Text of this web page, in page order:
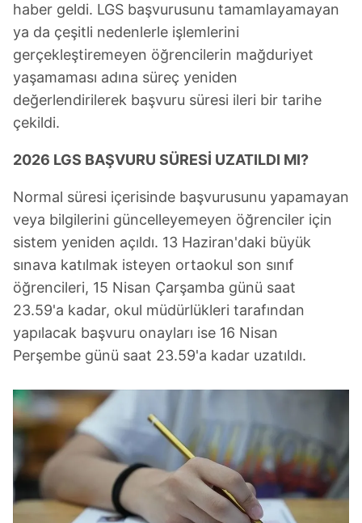
haber geldi. LGS başvurusunu tamamlayamayan
ya da çeşitli nedenlerle işlemlerini
gerçekleştiremeyen öğrencilerin mağduriyet
yaşamaması adına süreç yeniden
değerlendirilerek başvuru süresi ileri bir tarihe
çekildi.
2026 LGS BAŞVURU SÜRESİ UZATILDI MI?
Normal süresi içerisinde başvurusunu yapamayan
veya bilgilerini güncelleyemeyen öğrenciler için
sistem yeniden açıldı. 13 Haziran'daki büyük
sınava katılmak isteyen ortaokul son sınıf
öğrencileri, 15 Nisan Çarşamba günü saat
23.59'a kadar, okul müdürlükleri tarafından
yapılacak başvuru onayları ise 16 Nisan
Perşembe günü saat 23.59'a kadar uzatıldı.